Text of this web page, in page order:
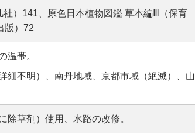
）141、原色日本植物図鑑 草本編Ⅲ（保育
版）72
温帯。
細不明）、南丹地域、京都市域（絶滅）、山
除草剤）使用、水路の改修。